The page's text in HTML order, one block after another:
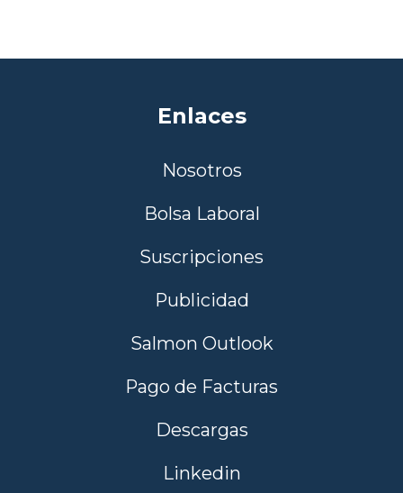
Enlaces
Nosotros
Bolsa Laboral
Suscripciones
Publicidad
Salmon Outlook
Pago de Facturas
Descargas
Linkedin